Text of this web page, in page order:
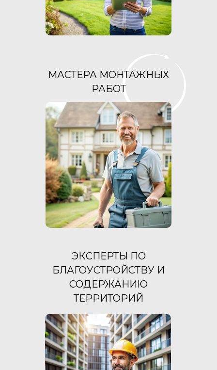
ЭКСПЕРТЫ ПО
БЛАГОУСТРОЙСТВУ И
СОДЕРЖАНИЮ
ТЕРРИТОРИЙ
МАСТЕРА МОНТАЖНЫХ
РАБОТ